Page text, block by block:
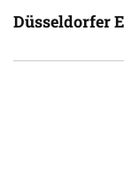
Düsseldorfer